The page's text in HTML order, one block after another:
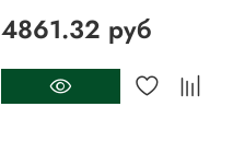
4861.32 руб